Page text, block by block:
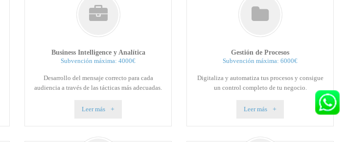
Business Intelligence y Analítica
Subvención máxima: 4000€
Desarrollo del mensaje correcto para cada
audiencia a través de las tácticas más adecuadas.
Leer más
Gestión de Procesos
Subvención máxima: 6000€
Digitaliza y automatiza tus procesos y consigue
un control completo de tu negocio.
Leer más